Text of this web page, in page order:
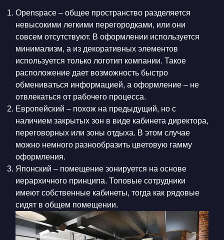
Openspace – общее пространство разделяется
невысокими легкими перегородками, или они
совсем отсутствуют. В оформлении используется
минимализм, а из декоративных элементов
используется только логотип компании. Такое
расположение дает возможность быстро
обмениваться информацией, а оформление – не
отвлекаться от рабочего процесса.
Европейский – похож на предыдущий, но с
наличием закрытых зон в виде кабинета директора,
переговорных или зоны отдыха. В этом случае
можно немного разнообразить цветовую гамму
оформления.
Японский – помещение зонируется на основе
иерархичного принципа. Топовые сотрудники
имеют собственные кабинеты, тогда как рядовые
сидят в общем помещении.